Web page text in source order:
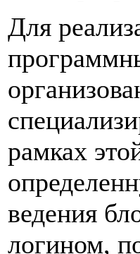
Для
рамках
ведения
логином,